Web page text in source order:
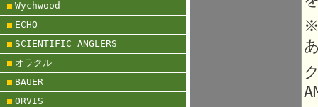
Wychwood
ECHO
SCIENTIFIC ANGLERS
オラクル
BAUER
ORVIS